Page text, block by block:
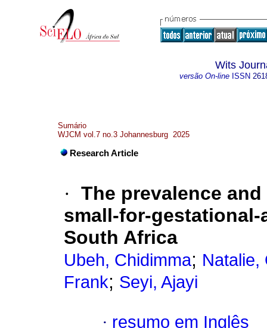
Wits
versão On-line ISSN
Sumário
WJCM vol.7 no.3 Johannesburg 2025
Research Article
· The prevalence
small-for-
South Africa
Ubeh, Chidimma; Natalie,
Frank; Seyi, Ajayi
· resumo em Inglês